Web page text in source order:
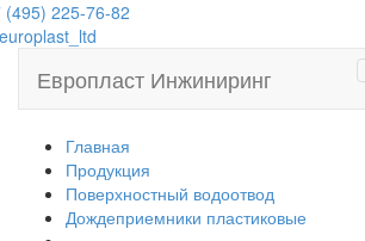
(495) 225-76-82
Европласт Инжиниринг
Главная
Продукция
Поверхностный водоотвод
Дождеприемники пластиковые